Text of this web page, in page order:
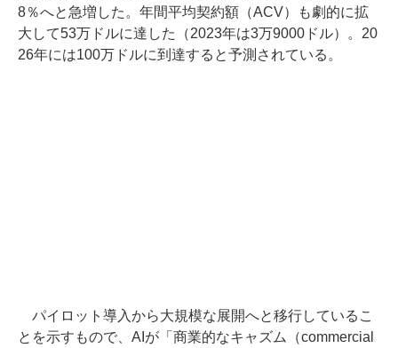
8％へと急増した。年間平均契約額（ACV）も劇的に拡
大して53万ドルに達した（2023年は3万9000ドル）。20
26年には100万ドルに到達すると予測されている。
パイロット導入から大規模な展開へと移行しているこ
とを示すもので、AIが「商業的なキャズム（commercial